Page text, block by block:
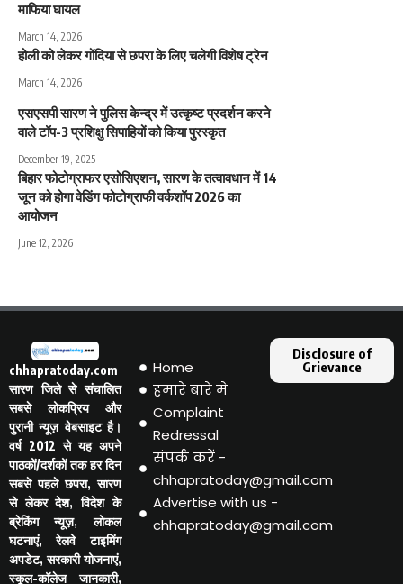
माफिया घायल
March 14, 2026
होली को लेकर गोंदिया से छपरा के लिए चलेगी विशेष ट्रेन
March 14, 2026
एसएसपी सारण ने पुलिस केन्द्र में उत्कृष्ट प्रदर्शन करने
वाले टॉप-3 प्रशिक्षु सिपाहियों को किया पुरस्कृत
December 19, 2025
बिहार फोटोग्राफर एसोसिएशन, सारण के तत्वावधान में 14
जून को होगा वेडिंग फोटोग्राफी वर्कशॉप 2026 का
आयोजन
June 12, 2026
chhapratoday.com
सारण जिले से संचालित
सबसे लोकप्रिय और
पुरानी न्यूज़ वेबसाइट है।
वर्ष 2012 से यह अपने
पाठकों/दर्शकों तक हर दिन
सबसे पहले छपरा, सारण
से लेकर देश, विदेश के
ब्रेकिंग न्यूज़, लोकल
घटनाएं, रेलवे टाइमिंग
अपडेट, सरकारी योजनाएं,
स्कूल-कॉलेज जानकारी,
Home
हमारे बारे मे
Complaint
Redressal
संपर्क करें -
chhapratoday@gmail.com
Advertise with us -
chhapratoday@gmail.com
Disclosure of
Grievance